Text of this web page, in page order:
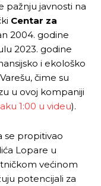
pažnju javnosti na
Centar za
2004. godine
2023. godine
i ekološko
čime su
u ovoj kompaniji
1:00 u videu).
se propitivao
Lopare u
većinom
potencijali za